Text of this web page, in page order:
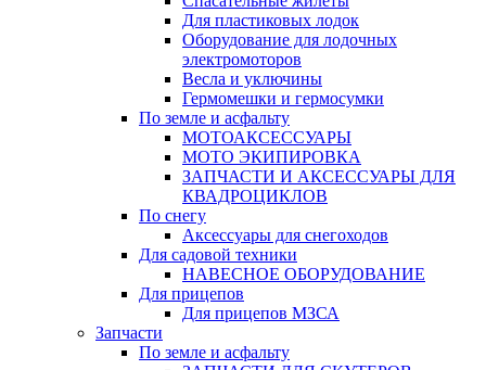
Для пластиковых лодок
Оборудование для лодочных
электромоторов
Весла и уключины
Гермомешки и гермосумки
По земле и асфальту
МОТОАКСЕССУАРЫ
МОТО ЭКИПИРОВКА
ЗАПЧАСТИ И АКСЕССУАРЫ ДЛЯ
КВАДРОЦИКЛОВ
По снегу
Аксессуары для снегоходов
Для садовой техники
НАВЕСНОЕ ОБОРУДОВАНИЕ
Для прицепов
Для прицепов МЗСА
Запчасти
По земле и асфальту